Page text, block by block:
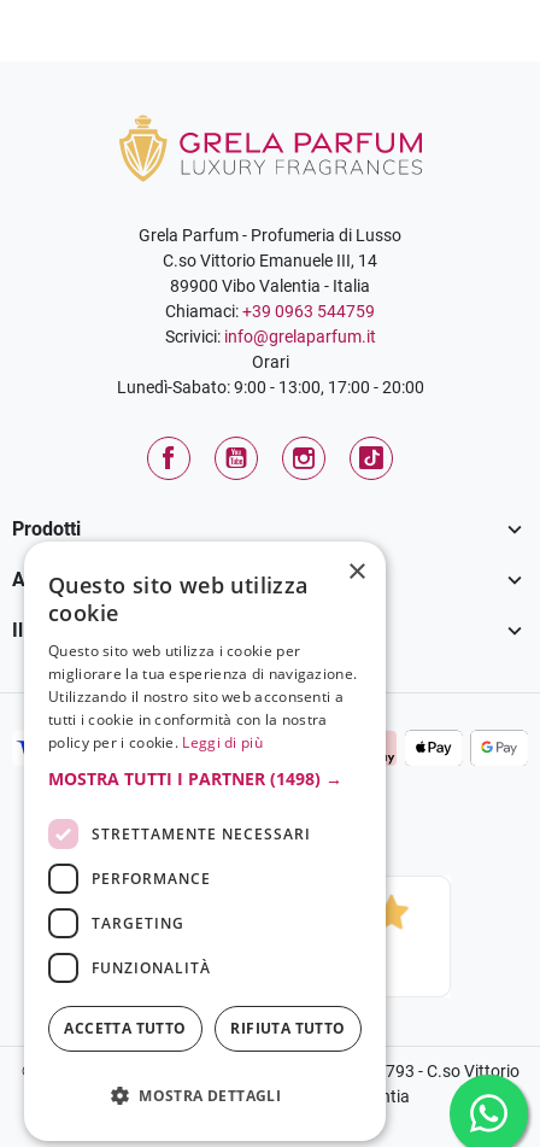
Grela Parfum - Profumeria di Lusso
C.so Vittorio Emanuele III, 14
89900 Vibo Valentia - Italia
Chiamaci:+39 0963 544759
Scrivici: info@grelaparfum.it
Orari
Lunedì-Sabato: 9:00 - 13:00, 17:00 - 20:00
FacebookYouTube InstagramTikTok
Prodotti 
Assistenza Clienti 
Il tuo account 
©2024 Copyright Grela Parfum - P.IVA 03136100793 - C.so Vittorio
Emanuele III, 14, 89900, Vibo Valentia
×
Questo sito web utilizza
cookie
Questo sito web utilizza i cookie per
migliorare la tua esperienza di navigazione.
Utilizzando il nostro sito web acconsenti a
tutti i cookie in conformità con la nostra
policy per i cookie. Leggi di più
MOSTRA TUTTI I PARTNER (1498) →
STRETTAMENTE NECESSARI
PERFORMANCE
TARGETING
FUNZIONALITÀ
ACCETTA TUTTO RIFIUTA TUTTO
MOSTRA DETTAGLI